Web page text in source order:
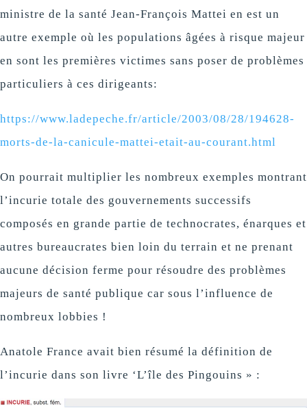
ministre de la santé Jean-François Mattei en est un
autre exemple où les populations âgées à risque majeur
en sont les premières victimes sans poser de problèmes
particuliers à ces dirigeants:
https://www.ladepeche.fr/article/2003/08/28/194628-
morts-de-la-canicule-mattei-etait-au-courant.html
On pourrait multiplier les nombreux exemples montrant
l’incurie totale des gouvernements successifs
composés en grande partie de technocrates, énarques et
autres bureaucrates bien loin du terrain et ne prenant
aucune décision ferme pour résoudre des problèmes
majeurs de santé publique car sous l’influence de
nombreux lobbies !
Anatole France avait bien résumé la définition de
l’incurie dans son livre ‘L’île des Pingouins » :